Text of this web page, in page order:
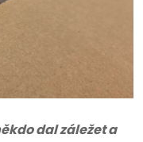
dal záležet a